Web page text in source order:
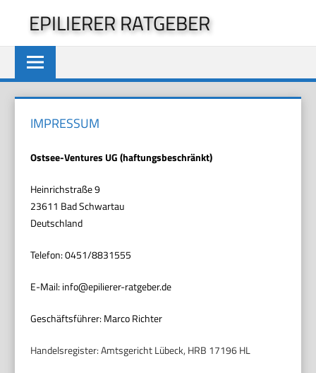
springen
EPILIERER RATGEBER
IMPRESSUM
Ostsee-Ventures UG (haftungsbeschränkt)
Heinrichstraße 9
23611 Bad Schwartau
Deutschland
Telefon: 0451/8831555
E-Mail: info@epilierer-ratgeber.de
Geschäftsführer: Marco Richter
Handelsregister: Amtsgericht Lübeck, HRB 17196 HL